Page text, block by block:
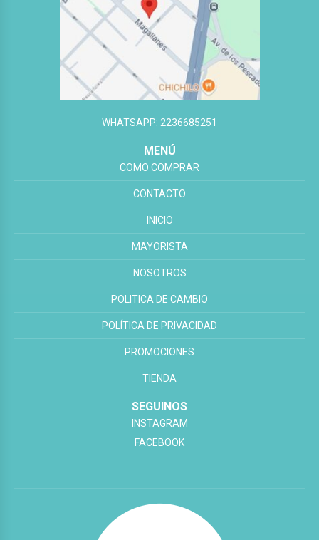
WHATSAPP: 2236685251
MENÚ
COMO COMPRAR
CONTACTO
INICIO
MAYORISTA
NOSOTROS
POLITICA DE CAMBIO
POLÍTICA DE PRIVACIDAD
PROMOCIONES
TIENDA
SEGUINOS
INSTAGRAM
FACEBOOK